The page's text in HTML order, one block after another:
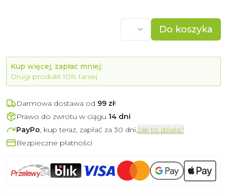
Do koszyka
Kup więcej, zapłać mniej:
Drugi produkt 10% taniej
Darmowa dostawa od 99 zł!
Prawo do zwrotu w ciągu 14 dni
PayPo, kup teraz, zapłać za 30 dni.Jak to działa?
Bezpieczne płatności